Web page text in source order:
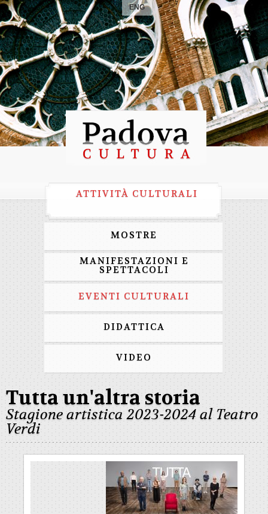
ENG
ATTIVITÀ CULTURALI
MOSTRE
MANIFESTAZIONI E
SPETTACOLI
EVENTI CULTURALI
DIDATTICA
VIDEO
Tutta un'altra storia
Stagione artistica 2023-2024 al Teatro
Verdi